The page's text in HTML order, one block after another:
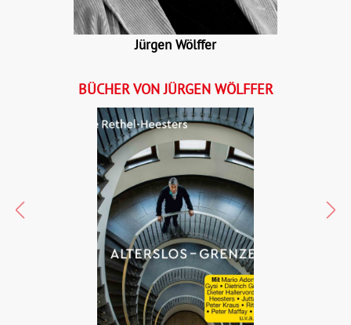
Jürgen Wölffer
BÜCHER VON JÜRGEN WÖLFFER